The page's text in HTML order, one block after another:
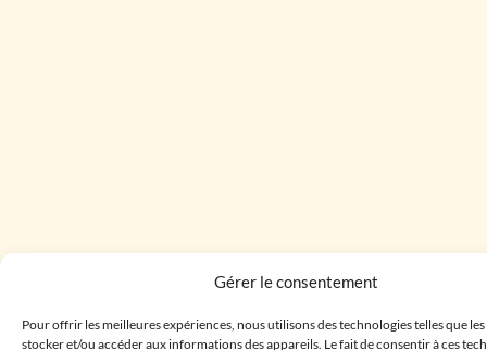
Gérer le consentement
Pour offrir les meilleures expériences, nous utilisons des technologies telles que
stocker et/ou accéder aux informations des appareils. Le fait de consentir à ces